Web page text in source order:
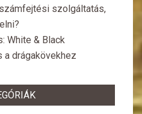
szolgáltatás,
White & Black
drágakövekhez